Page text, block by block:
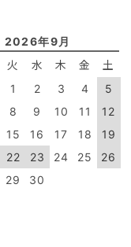
2026年9月
火 水 木 金 土
1 2 3 4
5
8 9 10 11
12
15 16 17 18
19
22 23 24 25
26
29 30